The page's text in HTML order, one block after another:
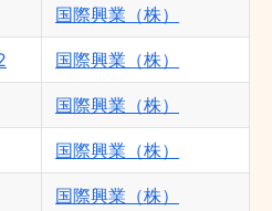
国際興業（株）
国際興業（株）
国際興業（株）
国際興業（株）
国際興業（株）